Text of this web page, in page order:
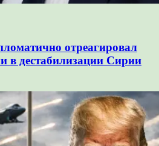
отреагировал
в дестабилизации Сирии